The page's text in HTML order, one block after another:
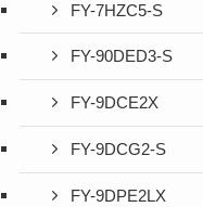
FY-7HZC5-S
FY-90DED3-S
FY-9DCE2X
FY-9DCG2-S
FY-9DPE2LX